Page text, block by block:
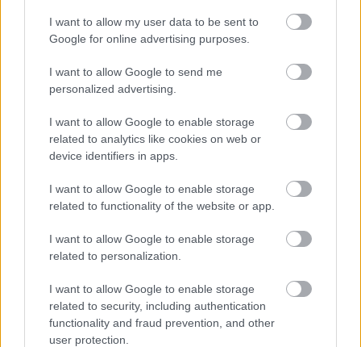
I want to allow my user data to be sent to
Google for online advertising purposes.
I want to allow Google to send me
personalized advertising.
I want to allow Google to enable storage
related to analytics like cookies on web or
device identifiers in apps.
I want to allow Google to enable storage
related to functionality of the website or app.
I want to allow Google to enable storage
related to personalization.
I want to allow Google to enable storage
related to security, including authentication
functionality and fraud prevention, and other
user protection.
Publicidad: